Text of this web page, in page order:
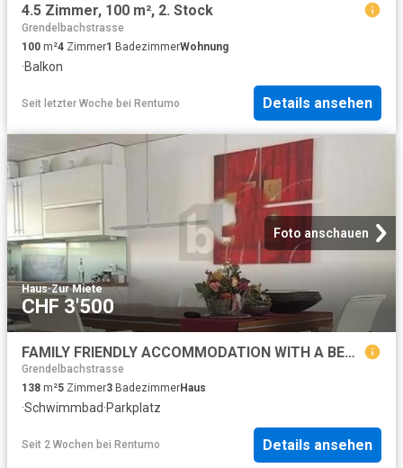
4.5 Zimmer, 100 m², 2. Stock
Grendelbachstrasse
100 m²4 Zimmer1 BadezimmerWohnung
·Balkon
Seit letzter Woche bei Rentumo Details ansehen
Foto anschauen
Haus·Zur Miete
CHF 3'500
FAMILY FRIENDLY ACCOMMODATION WITH A BEAUTIFUL GARDEN
Grendelbachstrasse
138 m²5 Zimmer3 BadezimmerHaus
·Schwimmbad·Parkplatz
Seit 2 Wochen bei Rentumo Details ansehen